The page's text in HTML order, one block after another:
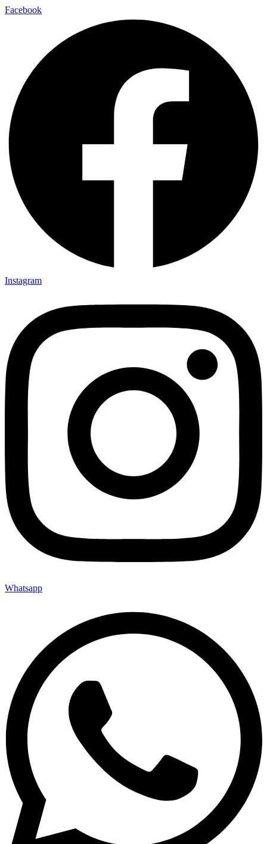
Facebook
Instagram
Whatsapp